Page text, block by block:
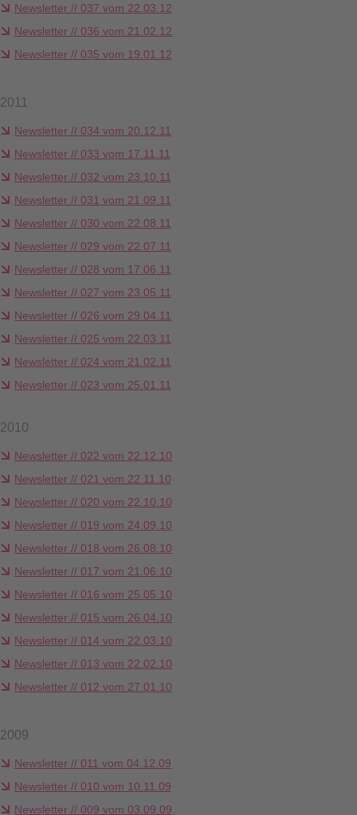
Newsletter // 037 vom 22.03.12
Newsletter // 036 vom 21.02.12
Newsletter // 035 vom 19.01.12
2011
Newsletter // 034 vom 20.12.11
Newsletter // 033 vom 17.11.11
Newsletter // 032 vom 23.10.11
Newsletter // 031 vom 21.09.11
Newsletter // 030 vom 22.08.11
Newsletter // 029 vom 22.07.11
Newsletter // 028 vom 17.06.11
Newsletter // 027 vom 23.05.11
Newsletter // 026 vom 29.04.11
Newsletter // 025 vom 22.03.11
Newsletter // 024 vom 21.02.11
Newsletter // 023 vom 25.01.11
2010
Newsletter // 022 vom 22.12.10
Newsletter // 021 vom 22.11.10
Newsletter // 020 vom 22.10.10
Newsletter // 019 vom 24.09.10
Newsletter // 018 vom 26.08.10
Newsletter // 017 vom 21.06.10
Newsletter // 016 vom 25.05.10
Newsletter // 015 vom 26.04.10
Newsletter // 014 vom 22.03.10
Newsletter // 013 vom 22.02.10
Newsletter // 012 vom 27.01.10
2009
Newsletter // 011 vom 04.12.09
Newsletter // 010 vom 10.11.09
Newsletter // 009 vom 03.09.09